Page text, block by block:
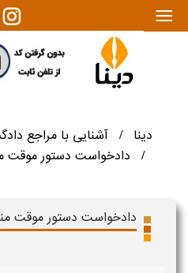
|||
دینا / آشنایی با مراجع
/ دادخواست دستور موقت
دادخواست دستور موقت